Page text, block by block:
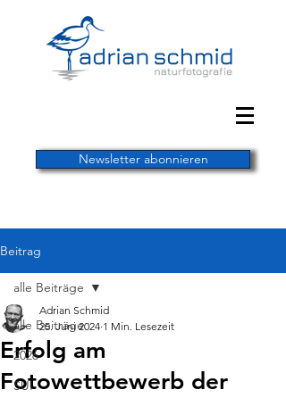
Newsletter abonnieren
Beitrag
alle Beiträge
2026
SUI
alle Beiträge
Erfolg am
Fotowettbewerb der
Adrian Schmid
25. Juni 2024 1 Min. Lesezeit